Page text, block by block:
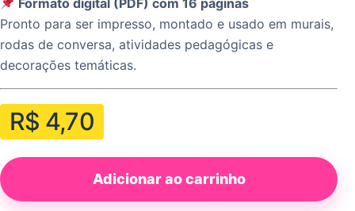
Pronto para ser impresso, montado e usado em murais,
rodas de conversa, atividades pedagógicas e
decorações temáticas.
R$ 4,70
Adicionar ao carrinho